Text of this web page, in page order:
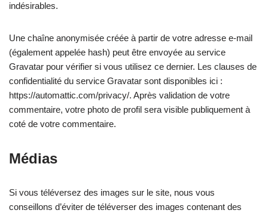
indésirables.
Une chaîne anonymisée créée à partir de votre adresse e-mail
(également appelée hash) peut être envoyée au service
Gravatar pour vérifier si vous utilisez ce dernier. Les clauses de
confidentialité du service Gravatar sont disponibles ici :
https://automattic.com/privacy/. Après validation de votre
commentaire, votre photo de profil sera visible publiquement à
coté de votre commentaire.
Médias
Si vous téléversez des images sur le site, nous vous
conseillons d’éviter de téléverser des images contenant des